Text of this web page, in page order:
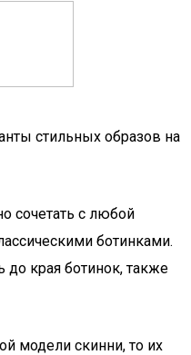
стильных образов на
сочетать с любой
ботинками.
края ботинок, также
модели скинни, то их